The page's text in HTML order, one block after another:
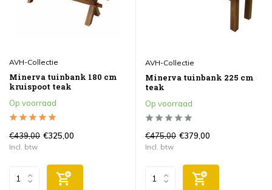
AVH-Collectie
Minerva tuinbank 180 cm
kruispoot teak
Op voorraad
€439,00 €325,00
Incl. btw
AVH-Collectie
Minerva tuinbank 225 cm
teak
Op voorraad
€475,00 €379,00
Incl. btw